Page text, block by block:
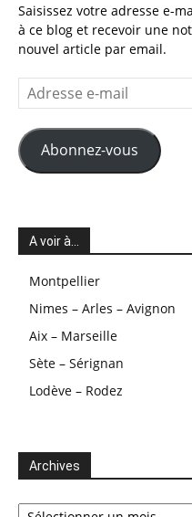
Saisissez votre adresse e-
à ce blog et recevoir une
nouvel article par email.
Adresse
e-
mail
Abonnez-vous
A voir à…
Montpellier
Nimes – Arles – Avignon
Aix – Marseille
Sète – Sérignan
Lodève – Rodez
Archives
Archives